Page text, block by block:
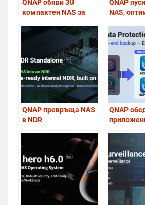
QNAP обяви 3U
компактен NAS за
сторидж и
виртуализация
QNAP
NAS,
надежден
QNAP превръща NAS
в NDR
QNAP
“Hyper Data